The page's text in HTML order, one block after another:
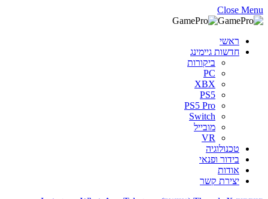
Close Menu
ראשי
חדשות גיימינג
ביקורות
PC
XBX
PS5
PS5 Pro
Switch
מובייל
VR
טכנולוגיה
בידור ופנאי
אודות
יצירת קשר